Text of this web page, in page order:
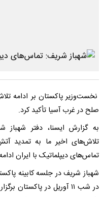
نخست‌وزیر پاکستان بر ادامه
صلح در غرب آسیا تأکید کرد.
به گزارش ایسنا، دفتر
تلاش‌های اخیر ما به تمدید
تماس‌های دیپلماتیک با ایران
شهباز شریف در جلسه کابینه